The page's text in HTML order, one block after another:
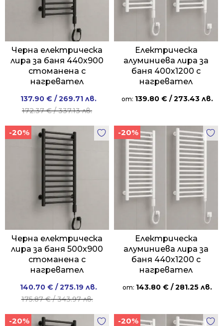
Черна електрическа
лира за баня 440х900
стоманена с
нагревател
172.37€/ 337.13 лв.
Original
price
172.37 €
/
337.13 лв..
137.90 € / 269.71 лв.
Current
price
137.90 €
/
269.71 лв..
Електрическа
алуминиева лира за
баня 400х1200 с
нагревател
от: 139.80 € / 273.43 лв.
-20%
Черна електрическа
лира за баня 500х900
стоманена с
нагревател
175.87€/ 343.97 лв.
Original
price
175.87 €
140.70 € / 275.19 лв.
Current
price
140.70 €
-20%
Електрическа
алуминиева лира за
баня 440х1200 с
нагревател
от: 143.80 € / 281.25 лв.
-20% -20%